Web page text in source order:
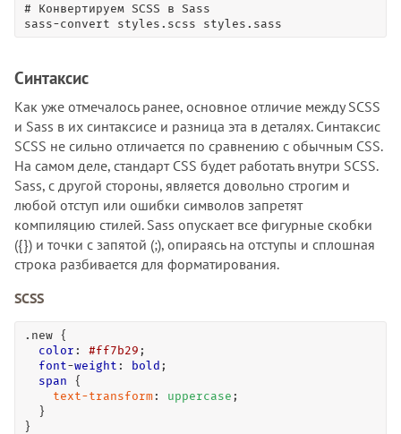
# Конвертируем SCSS в Sass
sass-convert styles.scss styles.sass
Синтаксис
Как уже отмечалось ранее, основное отличие между SCSS
и Sass в их синтаксисе и разница эта в деталях. Синтаксис
SCSS не сильно отличается по сравнению с обычным CSS.
На самом деле, стандарт CSS будет работать внутри SCSS.
Sass, с другой стороны, является довольно строгим и
любой отступ или ошибки символов запретят
компиляцию стилей. Sass опускает все фигурные скобки
({}) и точки с запятой (;), опираясь на отступы и сплошная
строка разбивается для форматирования.
SCSS
.new {
color : #ff7b29 ;
font-weight : bold ;
span {
text-transform : uppercase ;
  }
}